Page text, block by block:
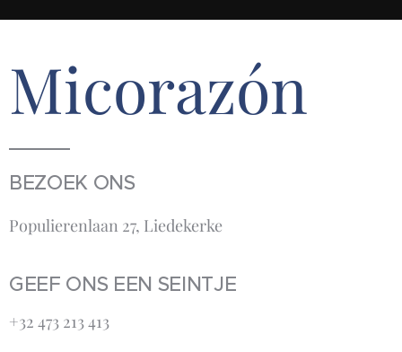
Micorazón
BEZOEK ONS
Populierenlaan 27, Liedekerke
GEEF ONS EEN SEINTJE
+32 473 213 413‬